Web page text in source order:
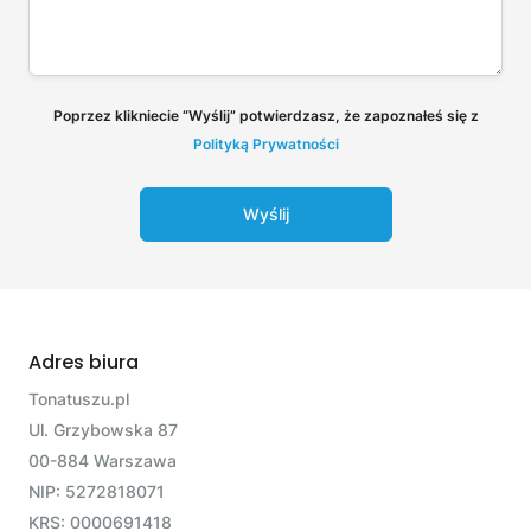
Poprzez klikniecie “Wyślij” potwierdzasz, że zapoznałeś się z
Polityką Prywatności
Wyślij
Adres biura
Tonatuszu.pl
Ul. Grzybowska 87
00-884 Warszawa
NIP: 5272818071
KRS: 0000691418